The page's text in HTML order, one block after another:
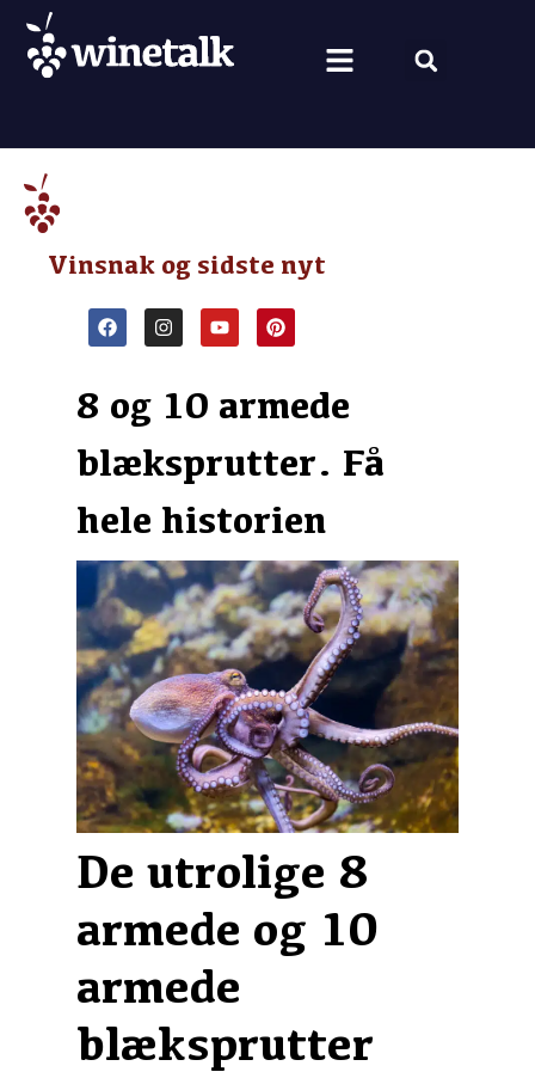
Vinsnak og sidste nyt
8 og 10 armede
blæksprutter. Få
hele historien
De utrolige 8
armede og 10
armede
blæksprutter